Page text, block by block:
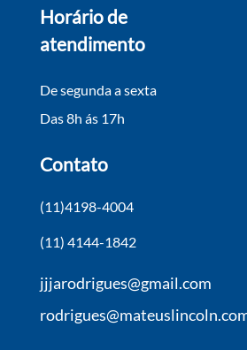
Horário de
atendimento
De segunda a sexta
Das 8h ás 17h
Contato
(11)4198-4004
(11) 4144-1842
jjjarodrigues@gmail.com